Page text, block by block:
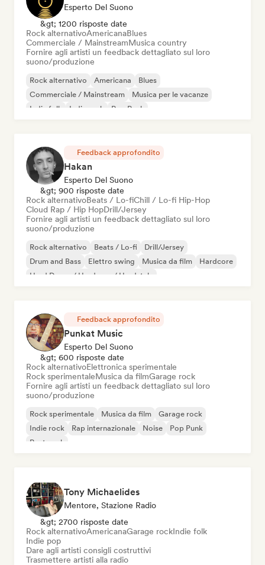
Esperto Del Suono
&gt; 1200 risposte date
Rock alternativoAmericanaBlues
Commerciale / MainstreamMusica country
Fornire agli artisti un feedback dettagliato sul loro
suono/produzione
Rock alternativo Americana
Blues
Commerciale / Mainstream
Musica per le vacanze
Indie folk
Indie rock Pop Punk
Feedback approfondito
Hakan
Esperto Del Suono
&gt; 900 risposte date
Rock alternativoBeats / Lo-fiChill / Lo-fi Hip-Hop
Cloud Rap / Hip HopDrill/Jersey
Fornire agli artisti un feedback dettagliato sul loro
suono/produzione
Rock alternativo Beats / Lo-fi
Drill/Jersey
Drum and Bass
Elettro swing Musica da film
Hardcore
Hard Dance / Hardcore / Hardstyle
Feedback approfondito
Punkat Music
Esperto Del Suono
&gt; 600 risposte date
Rock alternativoElettronica sperimentale
Rock sperimentaleMusica da filmGarage rock
Fornire agli artisti un feedback dettagliato sul loro
suono/produzione
Rock sperimentale Musica da film
Garage rock
Indie rock
Rap internazionale Noise
Pop Punk
Post punk
Tony Michaelides
Mentore, Stazione Radio
&gt; 2700 risposte date
Rock alternativoAmericanaGarage rockIndie folk
Indie pop
Dare agli artisti consigli costruttivi
Trasmettere artisti alla radio